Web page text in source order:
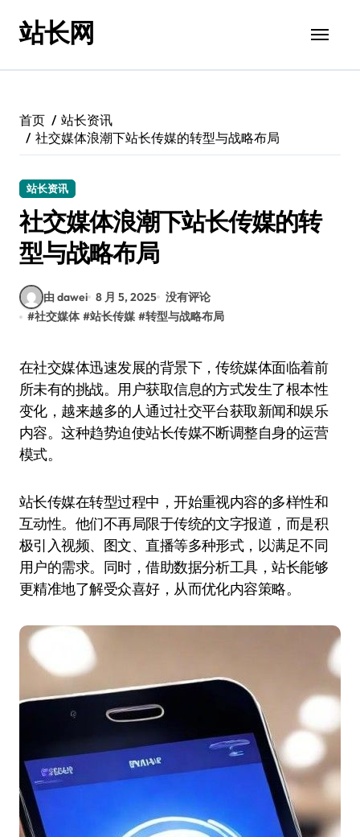
站长网
首页
站长资讯
社交媒体浪潮下站长传媒的转型与战略布局
站长资讯
社交媒体浪潮下站长传媒的转
型与战略布局
由 dawei 8 月 5, 2025 没有评论
#社交媒体 #站长传媒 #转型与战略布局
在社交媒体迅速发展的背景下，传统媒体面临着前
所未有的挑战。用户获取信息的方式发生了根本性
变化，越来越多的人通过社交平台获取新闻和娱乐
内容。这种趋势迫使站长传媒不断调整自身的运营
模式。
站长传媒在转型过程中，开始重视内容的多样性和
互动性。他们不再局限于传统的文字报道，而是积
极引入视频、图文、直播等多种形式，以满足不同
用户的需求。同时，借助数据分析工具，站长能够
更精准地了解受众喜好，从而优化内容策略。